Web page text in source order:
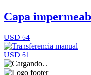
Capa
USD 64
USD 61